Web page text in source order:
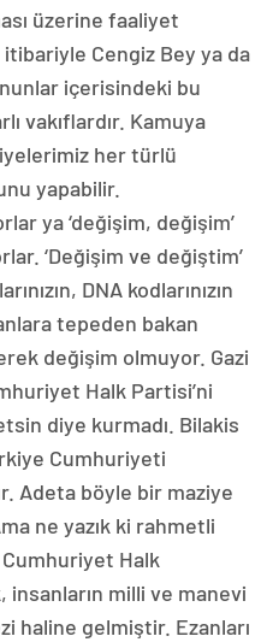
üzerine faaliyet
Cengiz Bey ya da
içerisindeki bu
vakıflardır. Kamuya
her türlü
yapabilir.
ya ‘değişim, değişim’
‘Değişim ve değiştim’
DNA kodlarınızın
tepeden bakan
değişim olmuyor. Gazi
Halk Partisi’ni
diye kurmadı. Bilakis
Cumhuriyeti
Adeta böyle bir maziye
ne yazık ki rahmetli
Halk
insanların milli ve manevi
haline gelmiştir. Ezanları